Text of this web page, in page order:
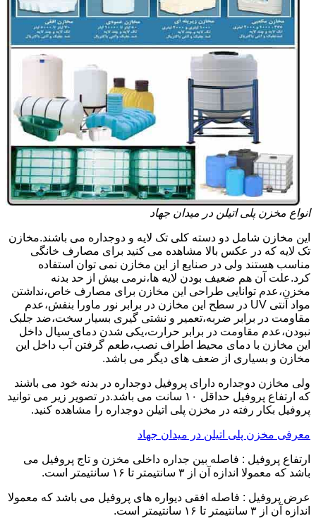
انواع مخزن پلی اتیلن در میدان جهاد
این مخازن شامل دو دسته کلی تک لایه و دوجداره می باشند.مخازن
تک لایه که در عکس بالا مشاهده می کنید برای مصارف خانگی
مناسب هستند ولی در صنایع از این مخازن نمی توان استفاده
کرد.علت آن هم ضعیف بودن لایه ها،نرمی بیش از حد بدنه
مخزن،عدم توانایی طراحی این مخازن برای مصارف خاص،نداشتن
مواد آنتی UV در سطح این مخازن در برابر نور ماورا بنفش،عدم
مقاومت در برابر ضربه،تعمیر و نشتی گیری بسیار سخت،ضد جلبک
نبودن،عدم مقاومت در برابر حرارت،یکی شدن دمای سیال داخل
این مخازن با دمای محیط اطراف نصب،طعم گرفتن آب داخل این
مخازن و بسیاری از ضعف های دیگر می باشد.
ولی مخازن دوجداره دارای پروفیل دوجداره در بدنه خود می باشند
که ارتفاع پروفیل حداقل ۱۰ سانت می باشد.در تصویر زیر می توانید
پروفیل بکار رفته در مخزن پلی اتیلن دوجداره را مشاهده کنید.
معرفی مخزن پلی اتیلن در میدان جهاد
ارتفاع پروفیل : فاصله بین جداره داخلی مخزن و تاج پروفیل می
باشد که معمولا اندازه آن از ۳ سانتیمتر تا ۱۶ سانتیمتر است.
عرض پروفیل : فاصله افقی دیواره های پروفیل می باشد که معمولا
اندازه آن از ۳ سانتیمتر تا ۱۶ سانتیمتر است.